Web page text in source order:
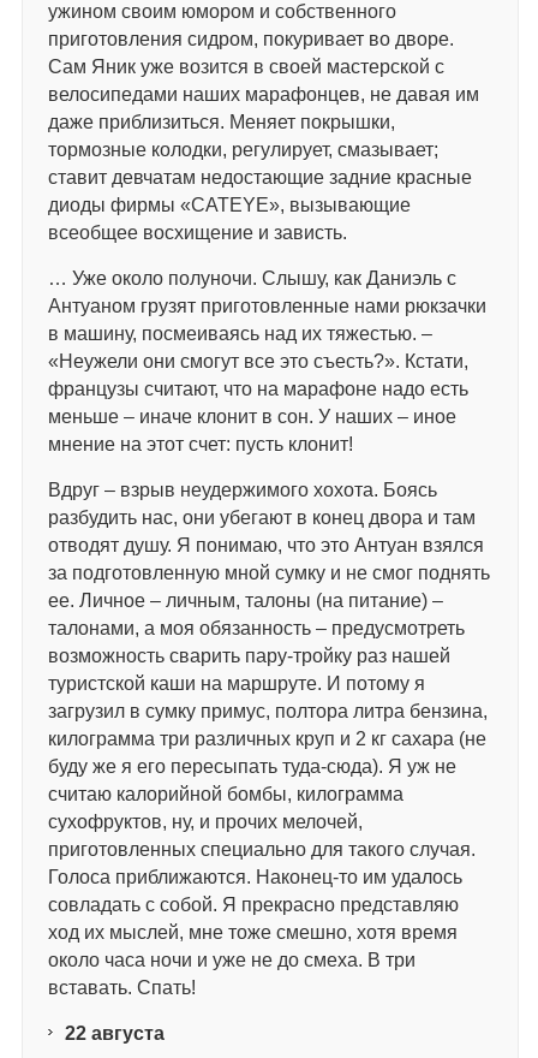
ужином своим юмором и собственного
приготовления сидром, покуривает во дворе.
Сам Яник уже возится в своей мастерской с
велосипедами наших марафонцев, не давая им
даже приблизиться. Меняет покрышки,
тормозные колодки, регулирует, смазывает;
ставит девчатам недостающие задние красные
диоды фирмы «CATEYE», вызывающие
всеобщее восхищение и зависть.
… Уже около полуночи. Слышу, как Даниэль с
Антуаном грузят приготовленные нами рюкзачки
в машину, посмеиваясь над их тяжестью. –
«Неужели они смогут все это съесть?». Кстати,
французы считают, что на марафоне надо есть
меньше – иначе клонит в сон. У наших – иное
мнение на этот счет: пусть клонит!
Вдруг – взрыв неудержимого хохота. Боясь
разбудить нас, они убегают в конец двора и там
отводят душу. Я понимаю, что это Антуан взялся
за подготовленную мной сумку и не смог поднять
ее. Личное – личным, талоны (на питание) –
талонами, а моя обязанность – предусмотреть
возможность сварить пару-тройку раз нашей
туристской каши на маршруте. И потому я
загрузил в сумку примус, полтора литра бензина,
килограмма три различных круп и 2 кг сахара (не
буду же я его пересыпать туда-сюда). Я уж не
считаю калорийной бомбы, килограмма
сухофруктов, ну, и прочих мелочей,
приготовленных специально для такого случая.
Голоса приближаются. Наконец-то им удалось
совладать с собой. Я прекрасно представляю
ход их мыслей, мне тоже смешно, хотя время
около часа ночи и уже не до смеха. В три
вставать. Спать!
22августа